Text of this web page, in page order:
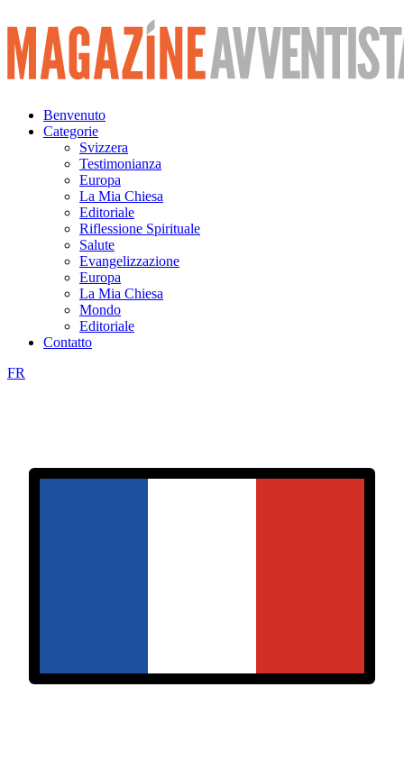
Vai
al
contenuto
Benvenuto
Categorie
Svizzera
Testimonianza
Europa
La Mia Chiesa
Editoriale
Riflessione Spirituale
Salute
Evangelizzazione
Europa
La Mia Chiesa
Mondo
Editoriale
Contatto
FR